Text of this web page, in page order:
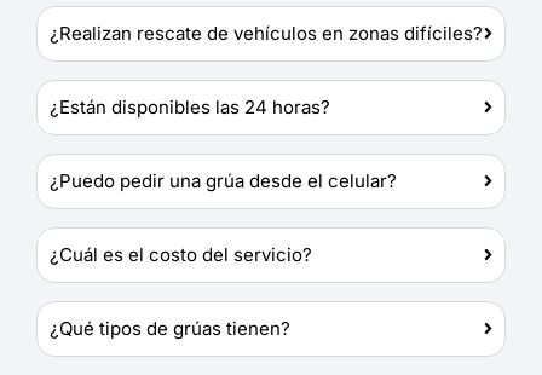
¿Realizan rescate de vehículos en zonas difíciles?
¿Están disponibles las 24 horas?
¿Puedo pedir una grúa desde el celular?
¿Cuál es el costo del servicio?
¿Qué tipos de grúas tienen?